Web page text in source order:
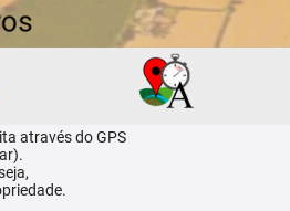
através do GPS